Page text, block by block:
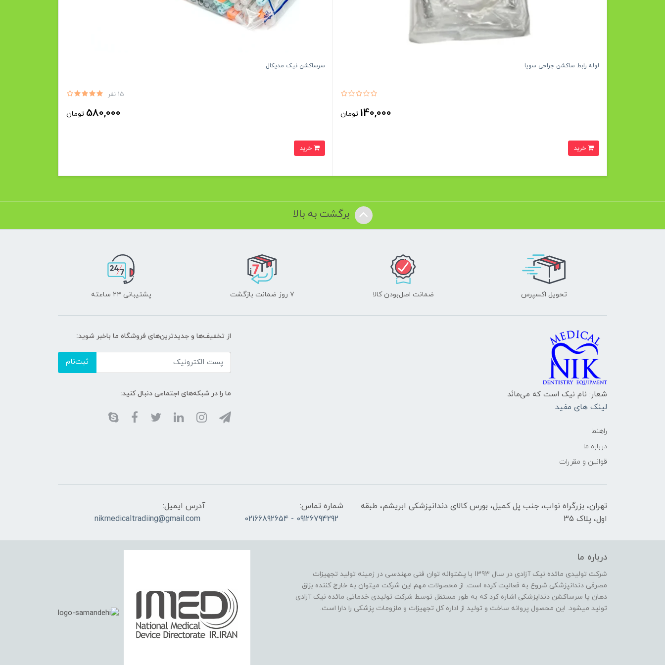
لوله رابط ساکشن جراحی سوپا
140,000 تومان
سرساکشن نیک مدیکال
15 نفر
580,000 تومان
برگشت به بالا
تحویل اکسپرس ضمانت اصل‌بودن کالا ۷ روز ضمانت بازگشت پشتیبانی ۲۴ ساعته
شعار: نام نیک است که می‌مانَد
لینک های مفید
راهنما
درباره ما
قوانین و مقررات
از تخفیف‌ها و جدیدترین‌های فروشگاه ما باخبر شوید:
ثبت‌نام
ما را در شبکه‌های اجتماعی دنبال کنید:
تهران، بزرگراه نواب، جنب پل کمیل، بورس کالای دندانپزشکی ابریشم، طبقه
اول، پلاک 35
شماره تماس:
09126794292 - 02166892654
آدرس ایمیل:
nikmedicaltradiing@gmail.com
درباره ما
شرکت تولیدی مائده نیک آزادی در سال 1393 با پشتوانه توان فنی مهندسی در زمینه تولید تجهیزات
مصرفی دندانپزشکی شروع به فعالیت کرده است. از محصولات مهم این شرکت میتوان به خارج کننده بزاق
دهان یا سرساکشن دنداپزشکی اشاره کرد که به طور مستقل توسط شرکت تولیدی خدماتی مائده نیک آزادی
تولید میشود. این محصول پروانه ساخت و تولید از اداره کل تجهیزات و ملزومات پزشکی را دارا است.